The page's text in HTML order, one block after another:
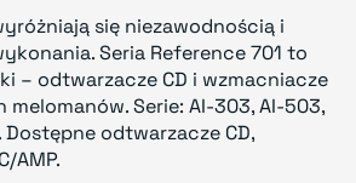
się niezawodnością i
Seria Reference 701 to
– odtwarzacze CD i wzmacniacze
Serie: AI-303, AI-503,
Dostępne odtwarzacze CD,
AMP.